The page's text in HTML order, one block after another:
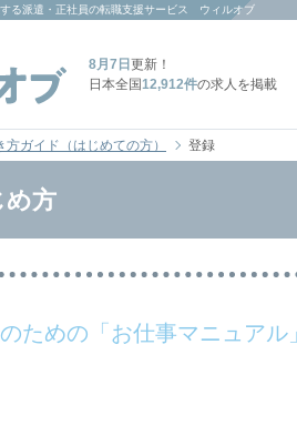
る派遣・正社員の転職支援サービス ウィルオブ
8月7日 更新！
日本全国12,912件の求人を掲載
方ガイド（はじめての方） 登録
め方
ための「お仕事マニュアル